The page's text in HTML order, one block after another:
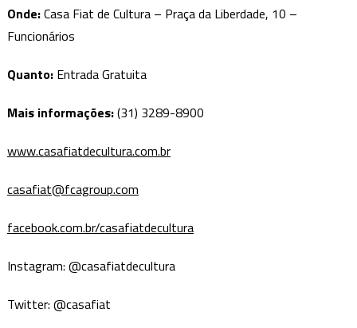
Onde:Casa Fiat de Cultura – Praça da Liberdade, 10 –
Funcionários
Quanto: Entrada Gratuita
Mais informações:(31) 3289-8900
www.casafiatdecultura.com.br
casafiat@fcagroup.com
facebook.com.br/casafiatdecultura
Instagram: @casafiatdecultura
Twitter: @casafiat